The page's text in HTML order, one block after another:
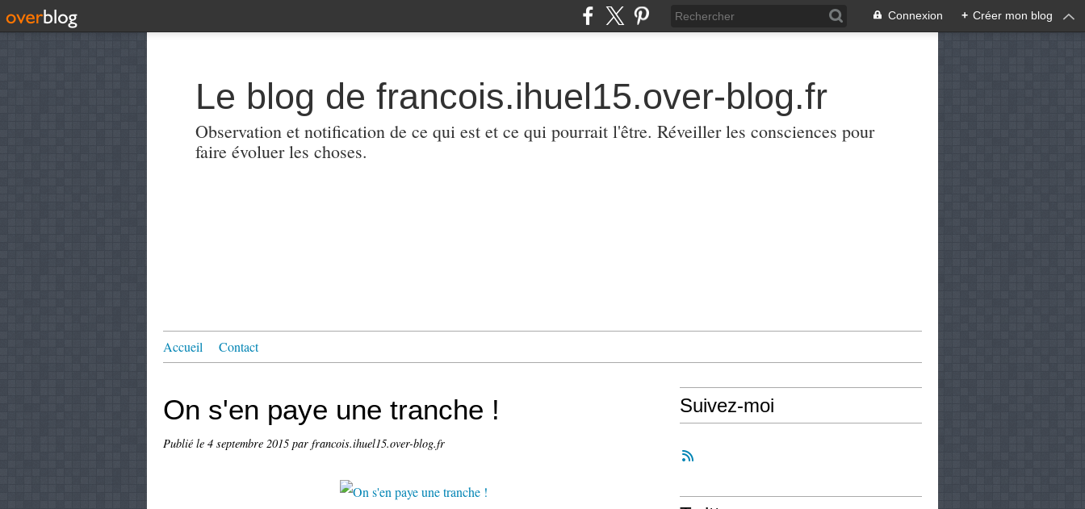
Connexion + Créer mon blog
Le blog de francois.ihuel15.over-blog.fr
Observation et notification de ce qui est et ce qui pourrait l'être. Réveiller les consciences pour
faire évoluer les choses.
Accueil Contact
On s'en paye une tranche !
Publié le 4 septembre 2015 par francois.ihuel15.over-blog.fr
Suivez-moi